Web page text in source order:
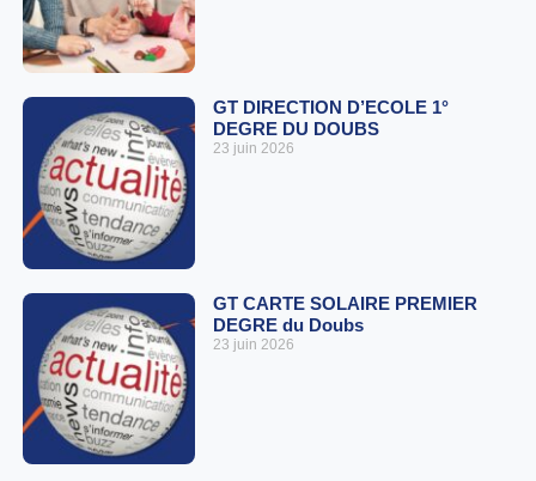
GT DIRECTION D’ECOLE 1°
DEGRE DU DOUBS
23 juin 2026
GT CARTE SOLAIRE PREMIER
DEGRE du Doubs
23 juin 2026